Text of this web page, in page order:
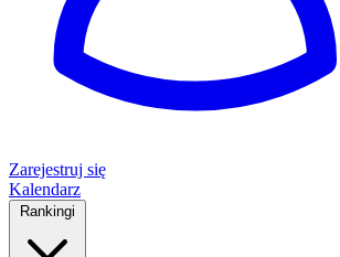
Zarejestruj się
Kalendarz
Rankingi